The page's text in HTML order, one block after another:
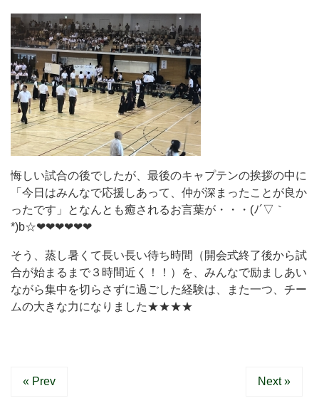
悔しい試合の後でしたが、最後のキャプテンの挨拶の中に
「今日はみんなで応援しあって、仲が深まったことが良か
ったです」となんとも癒されるお言葉が・・・(ﾉ´▽｀
*)b☆❤︎❤︎❤︎❤︎❤︎❤︎
そう、蒸し暑くて長い長い待ち時間（開会式終了後から試
合が始まるまで３時間近く！！）を、みんなで励ましあい
ながら集中を切らさずに過ごした経験は、また一つ、チー
ムの大きな力になりました★★★★
« Prev Next »